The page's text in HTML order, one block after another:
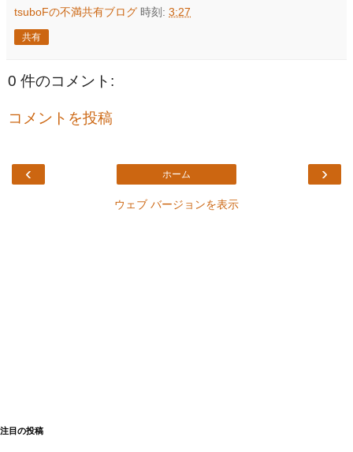
tsuboFの不満共有ブログ 時刻: 3:27
共有
0 件のコメント:
コメントを投稿
‹ ›
ホーム
ウェブ バージョンを表示
注目の投稿